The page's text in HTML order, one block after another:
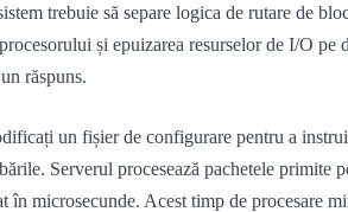
trebuie să separe logica de rutare de
și epuizarea resurselor de I/O
răspuns.
un fișier de configurare pentru a
Serverul procesează pachetele
în microsecunde. Acest timp de procesare